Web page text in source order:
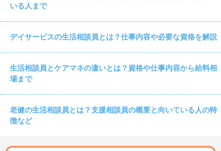
いる人まで
デイサービスの生活相談員とは？仕事内容や必要な資格を解説
生活相談員とケアマネの違いとは？資格や仕事内容から給料相
場まで
老健の生活相談員とは？支援相談員の概要と向いている人の特
徴など